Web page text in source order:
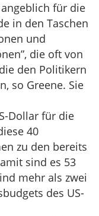
für die
in den Taschen
und
die oft von
den Politikern
so Greene. Sie
Dollar für die
40
zu den bereits
sind es 53
mehr als zwei
des US-